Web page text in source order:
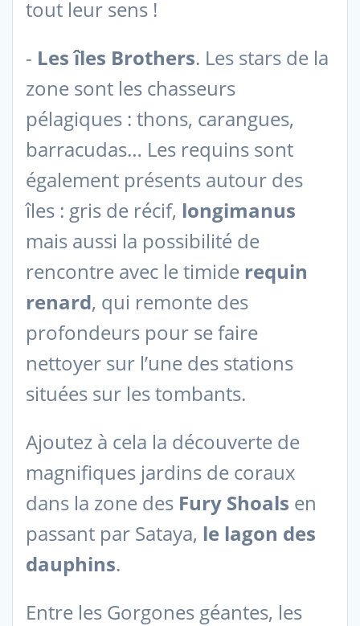
tout leur sens !
- Les îles Brothers. Les stars de la
zone sont les chasseurs
pélagiques : thons, carangues,
barracudas… Les requins sont
également présents autour des
îles : gris de récif, longimanus
mais aussi la possibilité de
rencontre avec le timide requin
renard, qui remonte des
profondeurs pour se faire
nettoyer sur l’une des stations
situées sur les tombants.
Ajoutez à cela la découverte de
magnifiques jardins de coraux
dans la zone des Fury Shoals en
passant par Sataya, le lagon des
dauphins.
Entre les Gorgones géantes, les